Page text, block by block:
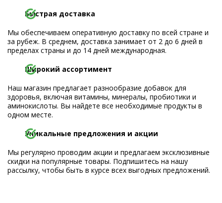
Быстрая доставка
Мы обеспечиваем оперативную доставку по всей стране и
за рубеж. В среднем, доставка занимает от 2 до 6 дней в
пределах страны и до 14 дней международная.
Широкий ассортимент
Наш магазин предлагает разнообразие добавок для
здоровья, включая витамины, минералы, пробиотики и
аминокислоты. Вы найдете все необходимые продукты в
одном месте.
Уникальные предложения и акции
Мы регулярно проводим акции и предлагаем эксклюзивные
скидки на популярные товары. Подпишитесь на нашу
рассылку, чтобы быть в курсе всех выгодных предложений.